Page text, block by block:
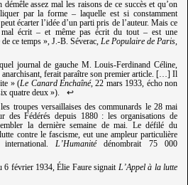
assez mal les raisons de ce succès et qu’on
par la forme – laquelle est si constamment
écarter l’idée d’un parti pris de l’auteur. Mais ce
écrit – et même pas écrit du tout – est une
ce temps », J.-B. Séverac, Le Populaire de Paris
journal de gauche M. Louis-Ferdinand Céline,
anarchisant, ferait paraître son premier article. […] Il
» (Le Canard Enchaîné, 22 mars 1933, écho non
quatre deux »).
↩︎
troupes versaillaises des communards le 28 mai
des Fédérés depuis 1880 : les organisations de
la dernière semaine de mai. Le défilé du
contre le fascisme, eut une ampleur particulière
L’Humanitédénombrait 75 000
6 février 1934, Élie Faure signait L’Appel à la lutte